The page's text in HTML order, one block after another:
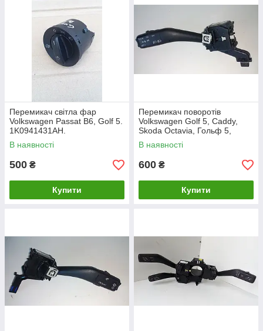
Перемикач світла фар
Volkswagen Passat B6, Golf 5.
1K0941431AH.
В наявності
500 ₴
Купити
Перемикач поворотів
Volkswagen Golf 5, Caddy,
Skoda Octavia, Гольф 5,
Кадді, Шкода
Октавія.1K0953513A.
В наявності
600 ₴
Купити